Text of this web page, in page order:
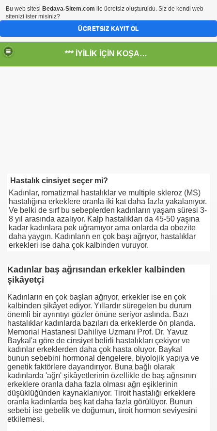
*** İYİLİK İÇİN KOŞANLARIN YERİ***
Hastalık cinsiyet seçer mi?
Kadınlar, romatizmal hastalıklar ve multiple skleroz (MS)
hastalığına erkeklere oranla iki kat daha fazla yakalanıyor.
Ve belki de sırf bu sebeplerden kadınların yaşam süresi 3-
8 yıl arasında azalıyor. Kalp hastalıkları da 45-50 yaşına
kadar kadınlara pek uğramıyor ama onlarda da obezite
daha yaygın. Kadınların en çok başı ağrıyor, hastalıklar
erkekleri ise daha çok kalbinden vuruyor.
Kadınlar baş ağrısından erkekler kalbinden
şikâyetçi
Kadınların en çok başları ağrıyor, erkekler ise en çok
kalbinden şikâyet ediyor. Yıllardır süregelen bu durum
önemli bir ayrıntıyı gözler önüne seriyor aslında. Bazı
hastalıklar kadınlarda bazıları da erkeklerde ön planda.
Memorial Hastanesi Dahiliye Uzmanı Prof. Dr. Yavuz
Baykal'a göre de cinsiyet belirli hastalıkları çekiyor ve
kadınlar erkeklerden daha çok hasta oluyor. Baykal
bunun sebebini hormonal dengelere, biyolojik yapıya ve
genetik faktörlere dayandırıyor. Buna bağlı olarak
kadınlarda 'ağrı' şikâyetlerinin özellikle de baş ağrısının
erkeklere oranla daha fazla olması ağrı eşiklerinin
düşüklüğünden kaynaklanıyor. Tiroit hastalığı erkeklere
oranla kadınlarda beş kat daha fazla görülüyor. Bunun
sebebi ise gebelik ve doğumun, tiroit hormon seviyesini
etkilemesi.
- HİDROJEN ENERJİ MRK *NASIL ENGELLENDİ* !!!
-Engellenen Mühendis !!!
AS-DER.
TARİHİ MÜZESİ
Bu web sitesi Bedava-Sitem.com ile ücretsiz oluşturuldu. Siz de kendi web
sitenizi ister misiniz?
ÜCRETSIZ KAYIT OL